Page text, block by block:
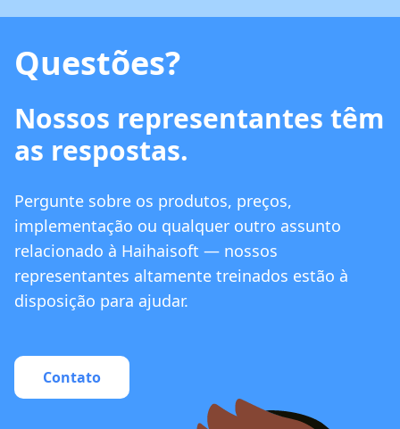
Questões?
Nossos representantes têm
as respostas.
Pergunte sobre os produtos, preços,
implementação ou qualquer outro assunto
relacionado à Haihaisoft — nossos
representantes altamente treinados estão à
disposição para ajudar.
Contato